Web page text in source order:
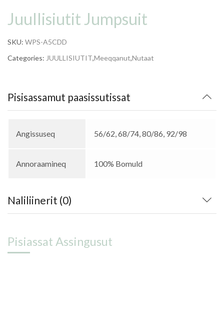
Juullisiutit Jumpsuit
SKU: WPS-A5CDD
Categories: JUULLISIUTIT,Meeqqanut,Nutaat
Pisisassamut paasissutissat
Angissuseq 56/62, 68/74, 80/86, 92/98
Annoraamineq 100% Bomuld
Naliliinerit (0)
Pisiassat Assingusut